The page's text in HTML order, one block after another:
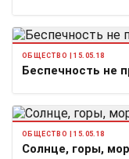
ОБЩЕСТВО | 15.05.18
Беспечность не
ОБЩЕСТВО | 15.05.18
Солнце, горы,